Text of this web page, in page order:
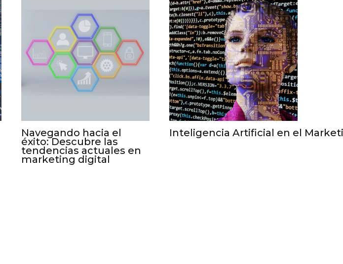
Navegando hacia el
éxito: Descubre las
tendencias actuales en
marketing digital
Inteligencia Artificial en el